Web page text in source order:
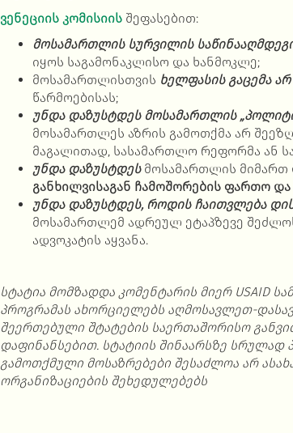
ვენეციის კომისიის შეფასებით:
მოსამართლის სურვილის
იყოს საგამონაკლისო და ხანმოკლე;
მოსამართლისთვის ხელფასის გაცემა
წარმოებისას;
უნდა დაზუსტდეს მოსამართლის
მოსამართლეს აზრის გამოთქმა არ
მაგალითად, სასამართლო რეფორმა ან
უნდა დაზუსტდეს მოსამართლის მიმართ
განხილვისაგან ჩამოშორების ფართო
უნდა დაზუსტდეს, როდის ჩაითვლება
მოსამართლემ ადრეულ ეტაპზევე
ადვოკატის აყვანა.
სტატია მომზადდა კომენტარის მიერUSAID
პროგრამას ახორციელებს აღმოსავლეთ-
შეერთებული შტატების საერთაშორისო
დაფინანსებით. სტატიის შინაარსზე სრულად
გამოთქმული მოსაზრებები შესაძლოა არ
ორგანიზაციების შეხედულებებს